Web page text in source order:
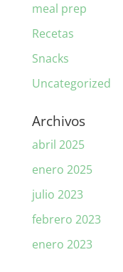
meal prep
Recetas
Snacks
Uncategorized
Archivos
abril 2025
enero 2025
julio 2023
febrero 2023
enero 2023